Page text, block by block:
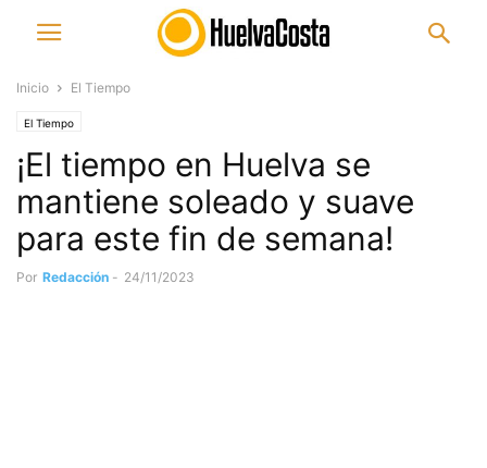
Inicio El Tiempo
El Tiempo
¡El tiempo en Huelva se
mantiene soleado y suave
para este fin de semana!
Por Redacción - 24/11/2023